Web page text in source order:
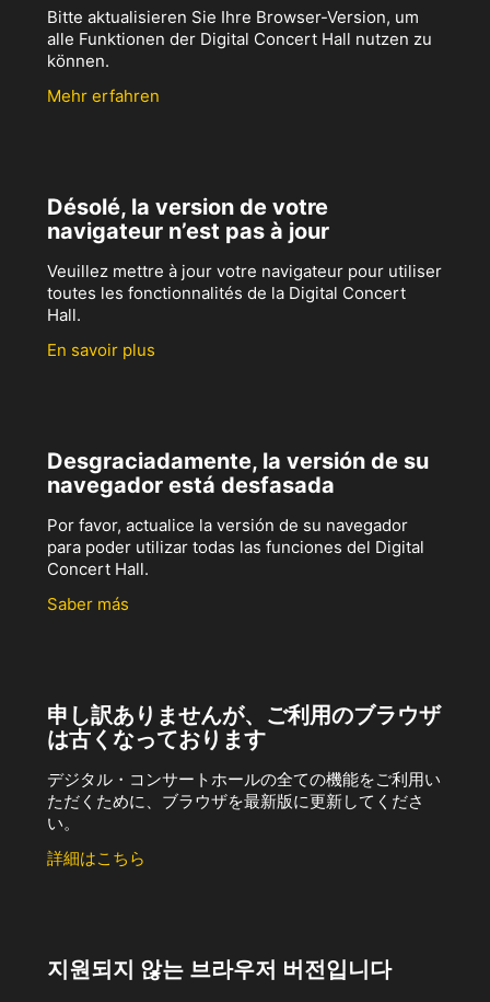
Bitte aktualisieren Sie Ihre Browser-Version, um
alle Funktionen der Digital Concert Hall nutzen zu
können.
Mehr erfahren
Désolé, la version de votre
navigateur n’est pas à jour
Veuillez mettre à jour votre navigateur pour utiliser
toutes les fonctionnalités de la Digital Concert
Hall.
En savoir plus
Desgraciadamente, la versión de su
navegador está desfasada
Por favor, actualice la versión de su navegador
para poder utilizar todas las funciones del Digital
Concert Hall.
Saber más
申し訳ありませんが、ご利用のブラウザ
は古くなっております
デジタル・コンサートホールの全ての機能をご利用い
ただくために、ブラウザを最新版に更新してくださ
い。
詳細はこちら
지원되지 않는 브라우저 버전입니다